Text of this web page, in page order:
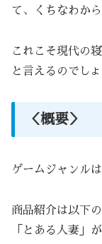
て、くちなわか
これこそ現代の
と言えるのでしょ
＜概要＞
ゲームジャンル
商品紹介は以下の
「とある人妻」